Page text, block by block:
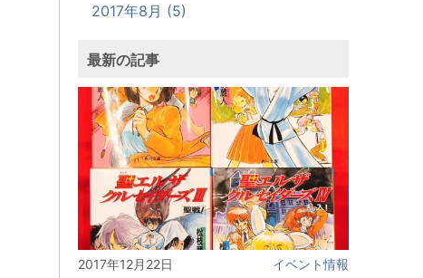
2017年8月 (5)
最新の記事
2017年12月22日 イベント情報